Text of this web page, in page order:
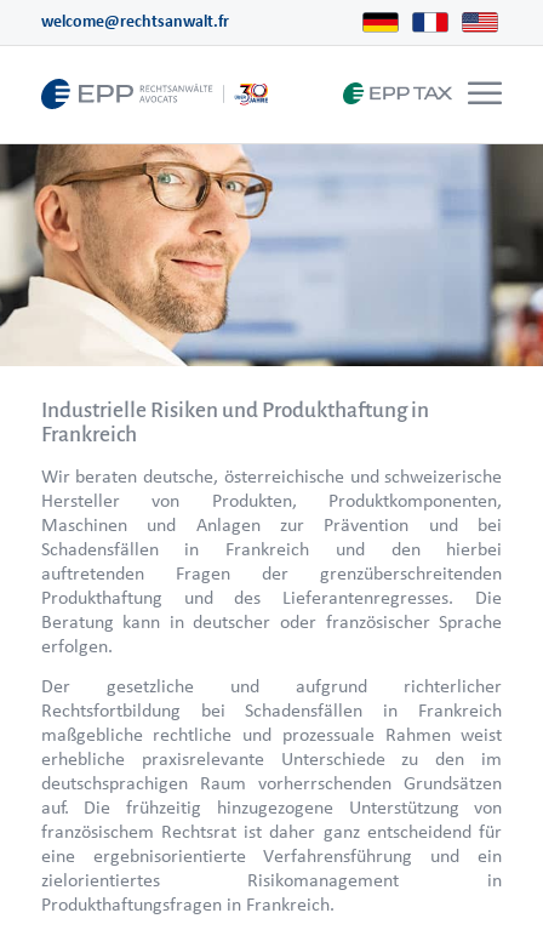
welcome@rechtsanwalt.fr
Industrielle Risiken und Produkthaftung in
Frankreich
Wir beraten deutsche, österreichische und schweizerische
Hersteller von Produkten, Produktkomponenten,
Maschinen und Anlagen zur Prävention und bei
Schadensfällen in Frankreich und den hierbei
auftretenden Fragen der grenzüberschreitenden
Produkthaftung und des Lieferantenregresses. Die
Beratung kann in deutscher oder französischer Sprache
erfolgen.
Der gesetzliche und aufgrund richterlicher
Rechtsfortbildung bei Schadensfällen in Frankreich
maßgebliche rechtliche und prozessuale Rahmen weist
erhebliche praxisrelevante Unterschiede zu den im
deutschsprachigen Raum vorherrschenden Grundsätzen
auf. Die frühzeitig hinzugezogene Unterstützung von
französischem Rechtsrat ist daher ganz entscheidend für
eine ergebnisorientierte Verfahrensführung und ein
zielorientiertes Risikomanagement in
Produkthaftungsfragen in Frankreich.